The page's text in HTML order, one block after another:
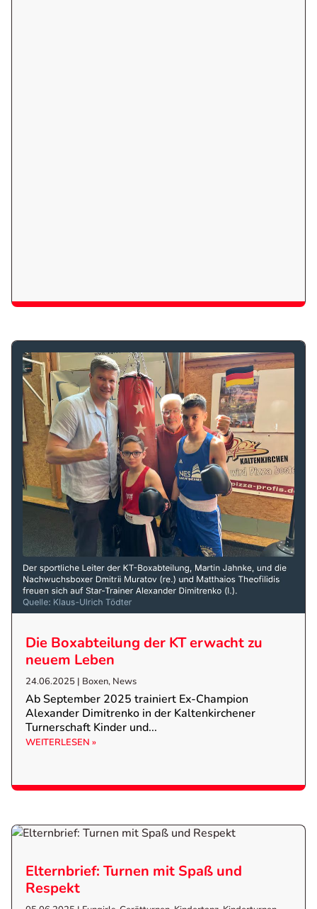
Die Boxabteilung der KT erwacht zu
neuem Leben
24.06.2025 | Boxen, News
Ab September 2025 trainiert Ex-Champion
Alexander Dimitrenko in der Kaltenkirchener
Turnerschaft Kinder und...
WEITERLESEN »
Elternbrief: Turnen mit Spaß und
Respekt